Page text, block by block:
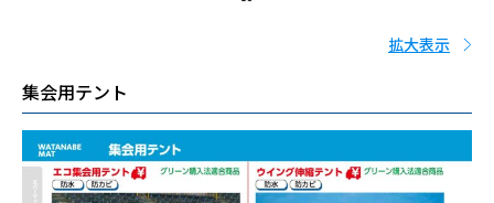
拡大表示
集会用テント